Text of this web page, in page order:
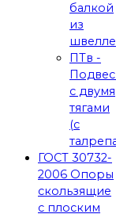
балкой
из
ПТв -
с двумя
тягами
(с
ГОСТ 30732-
2006 Опоры
скользящие
с плоским